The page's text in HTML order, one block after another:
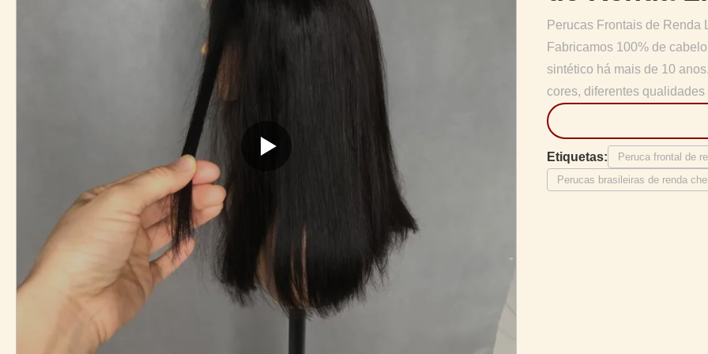
Perucas Frontais de
Fabricamos 100% de
sintético há mais de 10
cores, diferentes qualidades
Etiquetas:
Peruca frontal de
Perucas brasileiras de renda